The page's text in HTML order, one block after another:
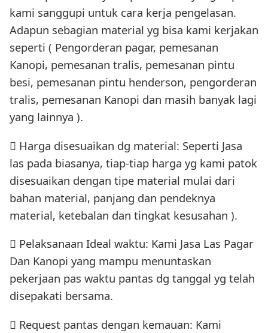
kami sanggupi untuk cara kerja pengelasan.
Adapun sebagian material yg bisa kami kerjakan
seperti ( Pengorderan pagar, pemesanan
Kanopi, pemesanan tralis, pemesanan pintu
besi, pemesanan pintu henderson, pengorderan
tralis, pemesanan Kanopi dan masih banyak lagi
yang lainnya ).
 Harga disesuaikan dg material: Seperti Jasa
las pada biasanya, tiap-tiap harga yg kami patok
disesuaikan dengan tipe material mulai dari
bahan material, panjang dan pendeknya
material, ketebalan dan tingkat kesusahan ).
 Pelaksanaan Ideal waktu: Kami Jasa Las Pagar
Dan Kanopi yang mampu menuntaskan
pekerjaan pas waktu pantas dg tanggal yg telah
disepakati bersama.
 Request pantas dengan kemauan: Kami